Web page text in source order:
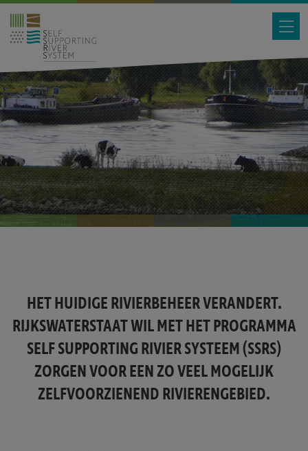
HET HUIDIGE RIVIERBEHEER VERANDERT.
RIJKSWATERSTAAT WIL MET HET PROGRAMMA
SELF SUPPORTING RIVIER SYSTEEM (SSRS)
ZORGEN VOOR EEN ZO VEEL MOGELIJK
ZELFVOORZIENEND RIVIERENGEBIED.